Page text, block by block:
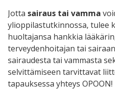
Jotta sairaus tai vamma
ylioppilastutkinnossa, tulee
huoltajansa hankkia
terveydenhoitajan tai
sairaudesta tai vammasta
selvittämiseen tarvittavat
tapauksessa yhteys OPOON!